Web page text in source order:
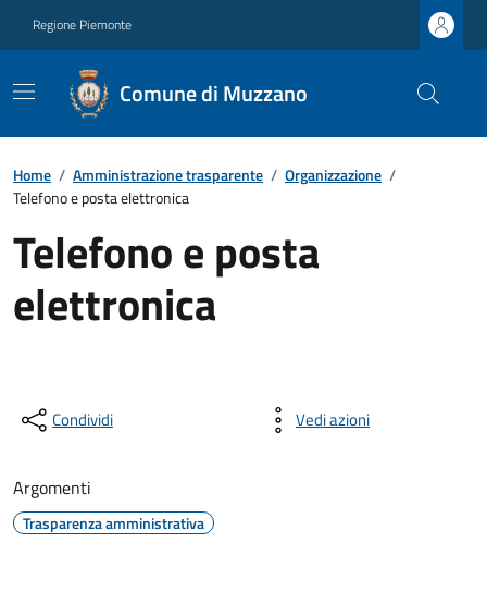
Regione Piemonte
Comune di Muzzano
Home / Amministrazione trasparente / Organizzazione /
Telefono e posta elettronica
Telefono e posta
elettronica
Condividi Vedi azioni
Argomenti
Trasparenza amministrativa